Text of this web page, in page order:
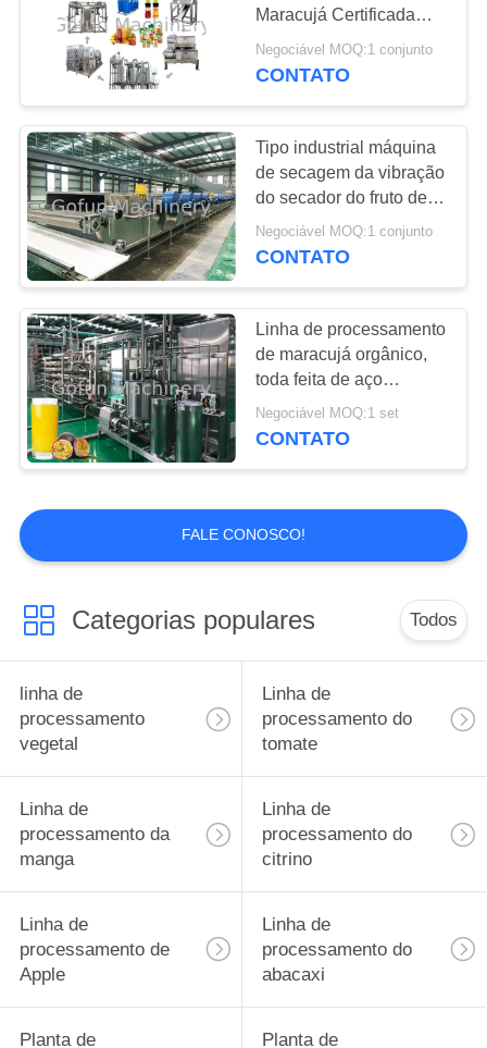
Maracujá Certificada
ISO com Limpeza CIP
Negociável MOQ:1 conjunto
CONTATO
Tipo industrial máquina
de secagem da vibração
do secador do fruto de
High Tech
Negociável MOQ:1 conjunto
CONTATO
Linha de processamento
de maracujá orgânico,
toda feita de aço
inoxidável 304
Negociável MOQ:1 set
CONTATO
FALE CONOSCO!
Categorias populares Todos
linha de
processamento
vegetal
Linha de
processamento do
tomate
Linha de
processamento da
manga
Linha de
processamento do
citrino
Linha de
processamento de
Apple
Linha de
processamento do
abacaxi
Planta de Planta de